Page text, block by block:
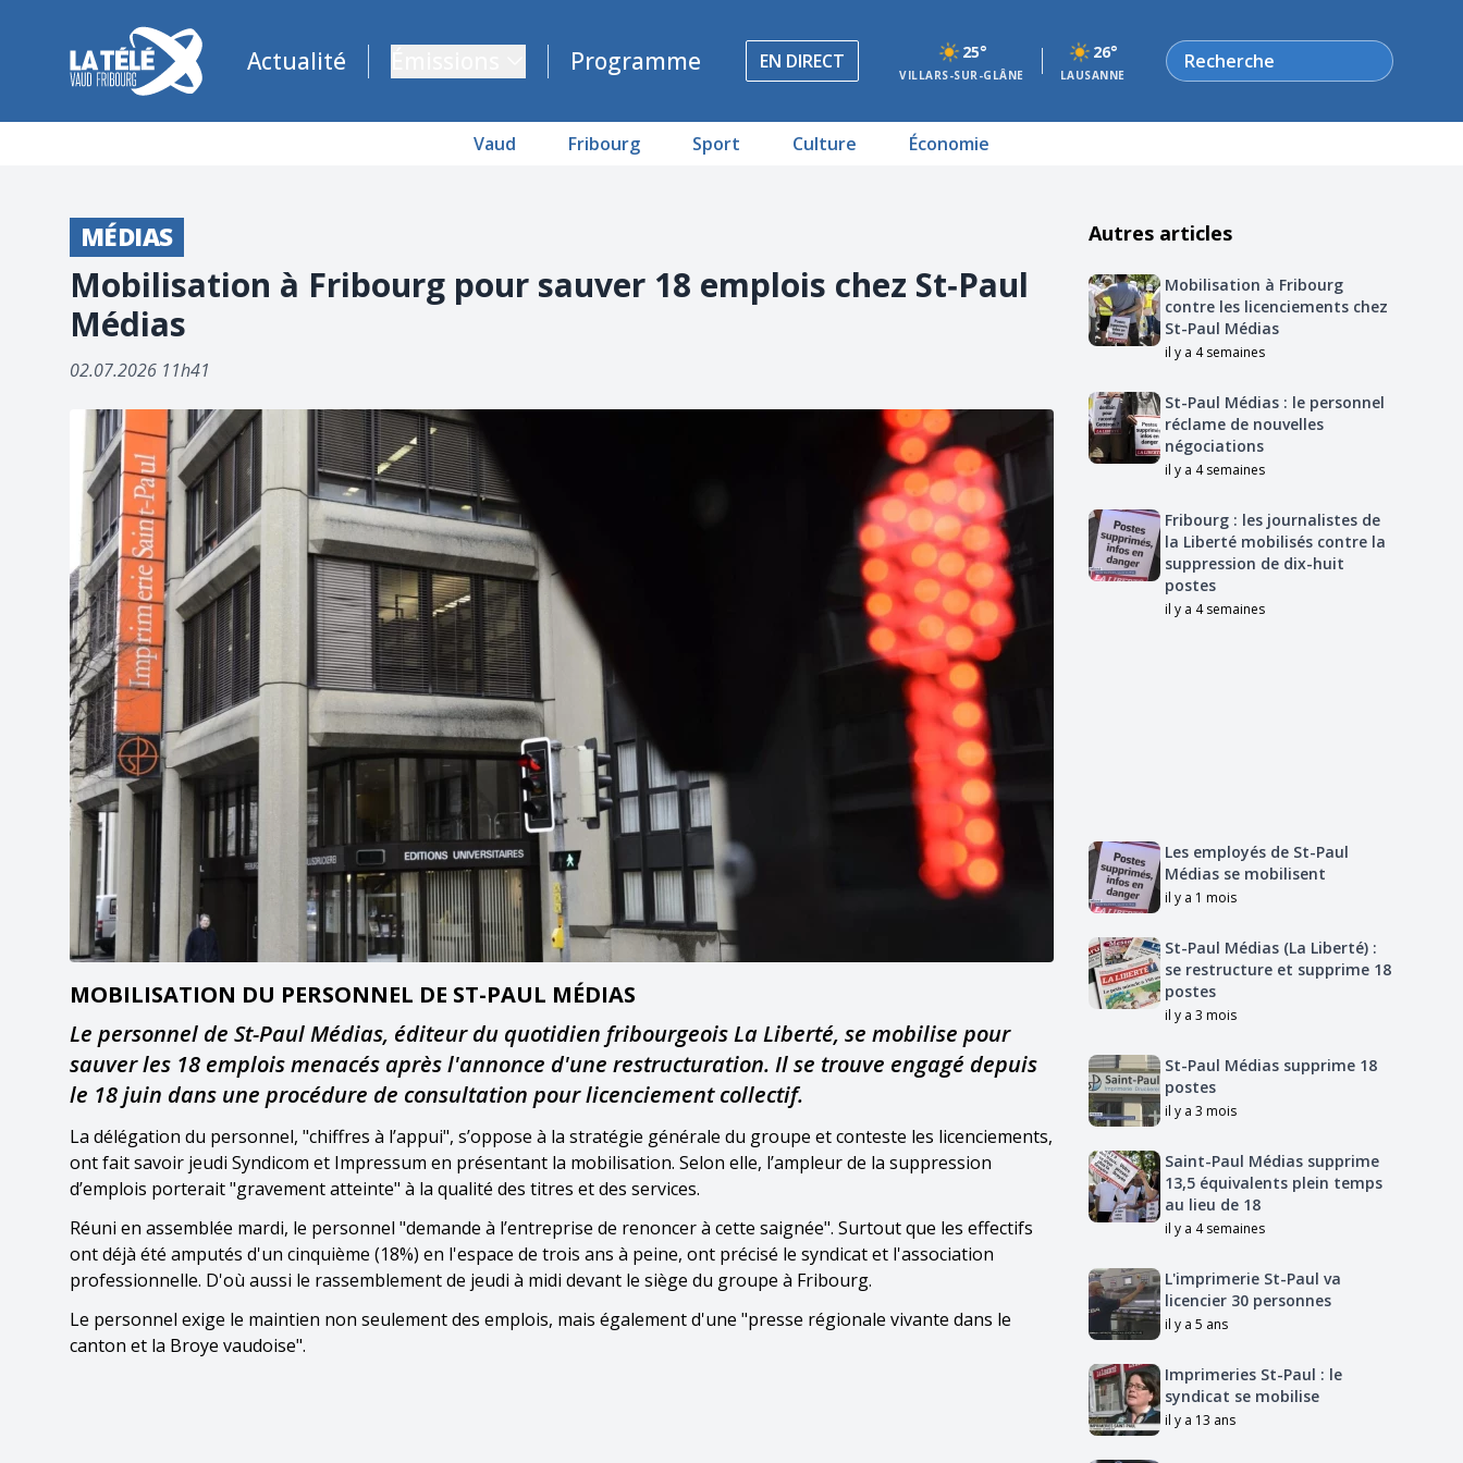
La Télé - Télévision régionale Vaud et Fribourg
Actualité Programme EN DIRECT 25°
VILLARS-SUR-GLÂNE
26°
LAUSANNE
Rechercher
Vaud Fribourg Sport Culture Économie
MÉDIAS
Mobilisation à Fribourg pour sauver 18 emplois chez St‑Paul
Médias
02.07.2026 11h41
MOBILISATION DU PERSONNEL DE ST-PAUL MÉDIAS
Le personnel de St-Paul Médias, éditeur du quotidien fribourgeois La Liberté, se mobilise pour
sauver les 18 emplois menacés après l'annonce d'une restructuration. Il se trouve engagé depuis
le 18 juin dans une procédure de consultation pour licenciement collectif.
La délégation du personnel, "chiffres à l’appui", s’oppose à la stratégie générale du groupe et conteste les licenciements,
ont fait savoir jeudi Syndicom et Impressum en présentant la mobilisation. Selon elle, l’ampleur de la suppression
d’emplois porterait "gravement atteinte" à la qualité des titres et des services.
Réuni en assemblée mardi, le personnel "demande à l’entreprise de renoncer à cette saignée". Surtout que les effectifs
ont déjà été amputés d'un cinquième (18%) en l'espace de trois ans à peine, ont précisé le syndicat et l'association
professionnelle. D'où aussi le rassemblement de jeudi à midi devant le siège du groupe à Fribourg.
Le personnel exige le maintien non seulement des emplois, mais également d'une "presse régionale vivante dans le
canton et la Broye vaudoise".
Autres articles
Mobilisation à Fribourg
contre les licenciements chez
St-Paul Médias
il y a 4 semaines
St-Paul Médias : le personnel
réclame de nouvelles
négociations
il y a 4 semaines
Fribourg : les journalistes de
la Liberté mobilisés contre la
suppression de dix-huit
postes
il y a 4 semaines
Les employés de St-Paul
Médias se mobilisent
il y a 1 mois
St-Paul Médias (La Liberté) :
se restructure et supprime 18
postes
il y a 3 mois
St-Paul Médias supprime 18
postes
il y a 3 mois
Saint-Paul Médias supprime
13,5 équivalents plein temps
au lieu de 18
il y a 4 semaines
L'imprimerie St-Paul va
licencier 30 personnes
il y a 5 ans
Imprimeries St-Paul : le
syndicat se mobilise
il y a 13 ans